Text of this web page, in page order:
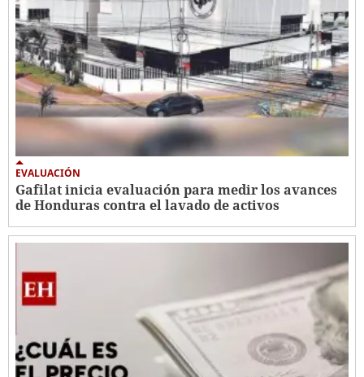
EVALUACIÓN
Gafilat inicia evaluación para medir los avances
de Honduras contra el lavado de activos